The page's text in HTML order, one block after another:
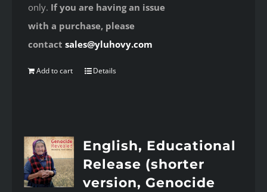
only. If you are having an issue
with a purchase, please
contactsales@yluhovy.com
Add to cart Details
English, Educational
Release (shorter
version, Genocide